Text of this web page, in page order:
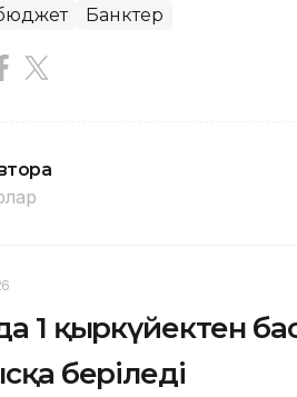
Банктер
1 қыркүйектен
беріледі